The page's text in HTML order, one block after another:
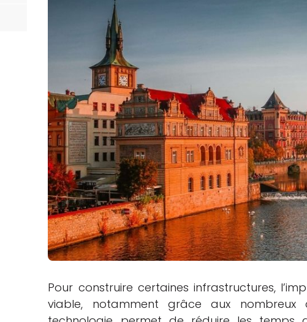
Pour construire certaines infrastructures,
viable, notamment grâce aux nombreux